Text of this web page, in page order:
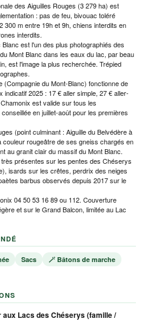
des Aiguilles Rouges (3 279 ha) est
: pas de feu, bivouac toléré
300 m entre 19h et 9h, chiens interdits en
interdits.
est l'un des plus photographiés des
Mont Blanc dans les eaux du lac, par beau
est l'image la plus recherchée. Trépied
(Compagnie du Mont-Blanc) fonctionne de
indicatif 2025 : 17 € aller simple, 27 € aller-
est valide sur tous les
en juillet-août pour les premières
(point culminant : Aiguille du Belvédère à
couleur rougeâtre de ses gneiss chargés en
au granit clair du massif du Mont Blanc.
présentes sur les pentes des Chéserys
isards sur les crêtes, perdrix des neiges
barbus observés depuis 2017 sur le
04 50 53 16 89 ou 112. Couverture
et sur le Grand Balcon, limitée au Lac
Sacs
🪄 Bâtons de marche
Lacs des Chéserys (famille /